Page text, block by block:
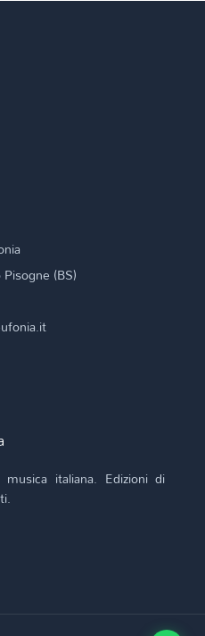
(BS)
italiana. Edizioni di